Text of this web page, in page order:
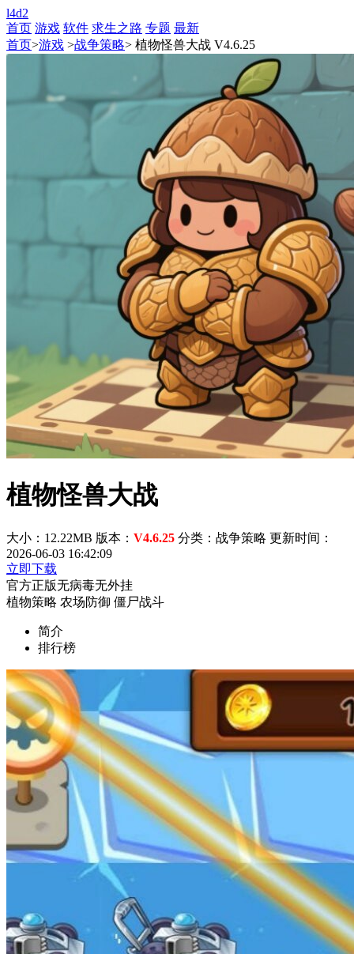
l4d2
首页 游戏 软件 求生之路 专题 最新
首页>游戏 >战争策略> 植物怪兽大战 V4.6.25
植物怪兽大战
大小：12.22MB 版本： V4.6.25 分类：战争策略 更新时间：
2026-06-03 16:42:09
立即下载
官方正版无病毒无外挂
植物策略 农场防御 僵尸战斗
简介
排行榜